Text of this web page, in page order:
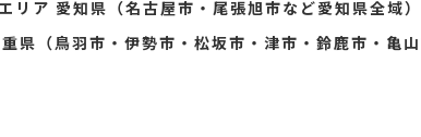
ア 愛知県（名古屋市・尾張旭市など愛知県全域
県（鳥羽市・伊勢市・松坂市・津市・鈴鹿市・亀